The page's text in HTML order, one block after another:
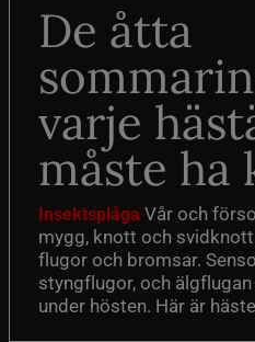
De åtta
varje
måste ha
Insektsplåga Vår och
mygg, knott och
flugor och bromsar.
styngflugor, och
under hösten. Här är